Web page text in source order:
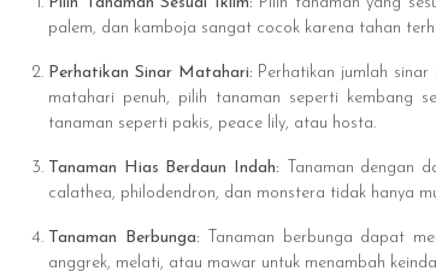
palem, dan kamboja sangat cocok karena tahan
Perhatikan Sinar Matahari: Perhatikan jumlah
matahari penuh, pilih tanaman seperti kembang
tanaman seperti pakis, peace lily, atau hosta.
Tanaman Hias Berdaun Indah:
Tanaman dengan
calathea, philodendron, dan monstera tidak hanya
Tanaman Berbunga:
Tanaman berbunga dapat
anggrek, melati, atau mawar untuk menambah